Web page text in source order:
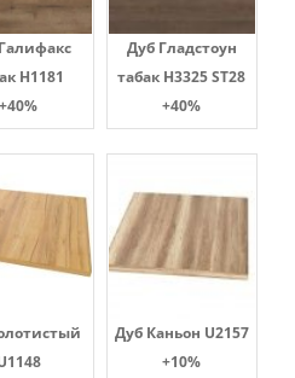
Н1181
+40%
Дуб Гладстоун
табак H3325 ST28
+40%
Дуб Каньон U2157
+10%